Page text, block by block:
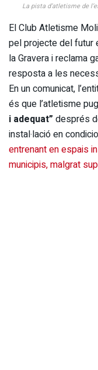
La pista d’atletisme de
El Club Atletisme
pel projecte del futur
la Gravera i reclama
resposta a les
En un comunicat,
és que l’atletisme
i adequat” després
instal·lació en
entrenant en espais
municipis, malgrat